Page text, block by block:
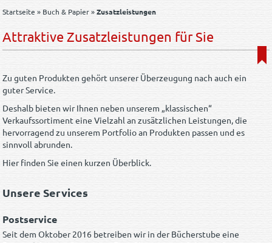
Startseite » Buch & Papier»Zusatzleistungen
Attraktive Zusatzleistungen für Sie
Zu guten Produkten gehört unserer Überzeugung nach auch ein
guter Service.
Deshalb bieten wir Ihnen neben unserem „klassischen“
Verkaufssortiment eine Vielzahl an zusätzlichen Leistungen, die
hervorragend zu unserem Portfolio an Produkten passen und es
sinnvoll abrunden.
Hier finden Sie einen kurzen Überblick.
Unsere Services
Postservice
Seit dem Oktober 2016 betreiben wir in der Bücherstube eine